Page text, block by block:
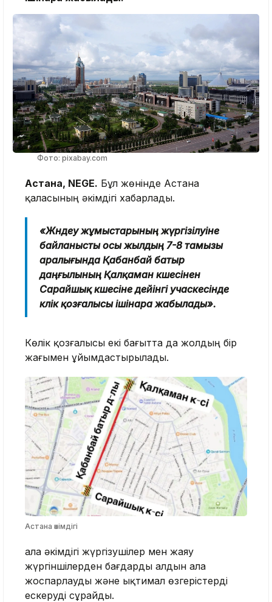
Фото: pixabay.com
Астана, NEGE. Бұл жөнінде Астана
қаласының әкімдігі хабарлады.
«Жөндеу жұмыстарының жүргізілуіне
байланысты осы жылдың 7-8 тамызы
аралығында Қабанбай батыр
даңғылының Қалқаман көшесінен
Сарайшық көшесіне дейінгі учаскесінде
көлік қозғалысы ішінара жабылады».
Көлік қозғалысы екі бағытта да жолдың бір
жағымен ұйымдастырылады.
Астана әкімдігі
Қала әкімдігі жүргізушілер мен жаяу
жүргіншілерден бағдарды алдын ала
жоспарлауды және ықтимал өзгерістерді
ескеруді сұрайды.